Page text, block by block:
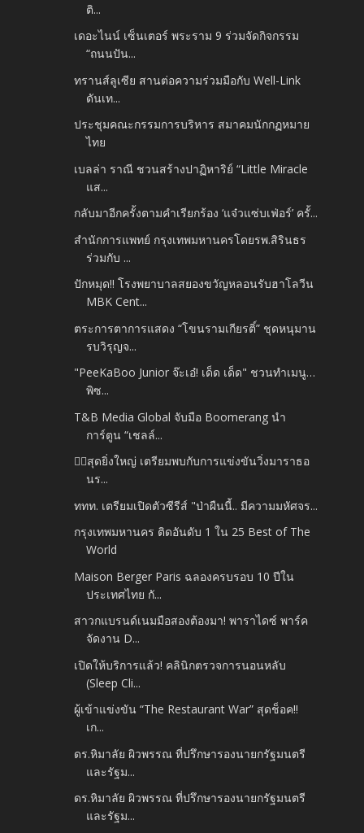
ติ...
เดอะไนน์ เซ็นเตอร์ พระราม 9 ร่วมจัดกิจกรรม
“ถนนปัน...
ทรานส์ลูเซีย สานต่อความร่วมมือกับ Well-Link
ดันเท...
ประชุมคณะกรรมการบริหาร สมาคมนักกฏหมาย
ไทย
เบลล่า ราณี​ ชวนสร้างปาฏิหาริย์ “Little Miracle
แส...
กลับมาอีกครั้งตามคำเรียกร้อง ‘แจ๋วแซ่บเฟ่อร์’ ครั้...
สำนักการแพทย์ กรุงเทพมหานครโดยรพ.สิรินธร
ร่วมกับ ...
ปักหมุด!! โรงพยาบาลสยองขวัญหลอนรับฮาโลวีน
MBK Cent...
ตระการตาการแสดง “โขนรามเกียรติ์” ชุดหนุมาน
รบวิรุญจ...
"PeeKaBoo Junior จ๊ะเอ๋! เด็ด เด็ด" ชวนทำเมนู…
พิซ...
T&B Media Global จับมือ Boomerang นำ
การ์ตูน “เชลล์...
🏃‍♂️สุดยิ่งใหญ่ เตรียมพบกับการแข่งขันวิ่งมาราธอ
นร...
ททท. เตรียมเปิดตัวซีรีส์ "ป่าผืนนี้.. มีความมหัศจร...
กรุงเทพมหานคร ติดอันดับ 1 ใน 25 Best of The
World
Maison Berger Paris ฉลองครบรอบ 10 ปีใน
ประเทศไทย กั...
สาวกแบรนด์เนมมือสองต้องมา! พาราไดซ์ พาร์ค
จัดงาน D...
เปิดให้บริการแล้ว! คลินิกตรวจการนอนหลับ
(Sleep Cli...
ผู้เข้าแข่งขัน “The Restaurant War” สุดช็อค!!
เก...
ดร.หิมาลัย ผิวพรรณ ที่ปรึกษารองนายกรัฐมนตรี
และรัฐม...
ดร.หิมาลัย ผิวพรรณ ที่ปรึกษารองนายกรัฐมนตรี
และรัฐม...